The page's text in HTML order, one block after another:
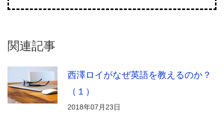
関連記事
西澤ロイがなぜ英語を教えるのか？
（１）
2018年07月23日